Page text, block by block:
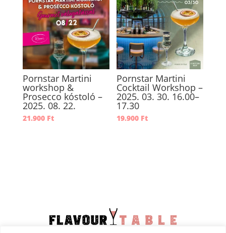
Pornstar Martini
workshop &
Prosecco kóstoló –
2025. 08. 22.
21.900 Ft
Pornstar Martini
Cocktail Workshop –
2025. 03. 30. 16.00–
17.30
19.900 Ft